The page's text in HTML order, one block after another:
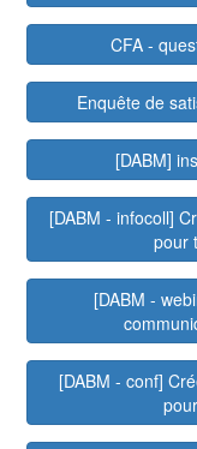
CFA -
Enquête de
[DABM]
[DABM - infocoll]
pour
[DABM -
[DABM - conf]